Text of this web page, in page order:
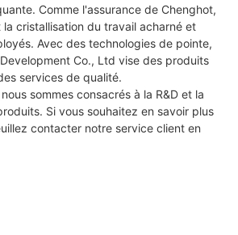
Comme l'assurance de Chenghot,
cristallisation du travail acharné et
Avec des technologies de pointe,
Co., Ltd vise des produits
services de qualité.
sommes consacrés à la R&D et la
Si vous souhaitez en savoir plus
contacter notre service client en